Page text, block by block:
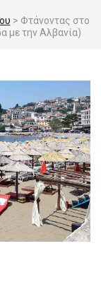
> Φτάνοντας στο
με την Αλβανία)